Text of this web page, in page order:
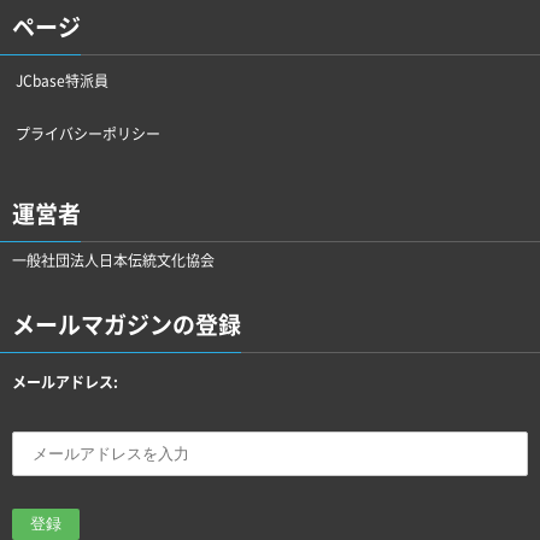
ページ
JCbase特派員
プライバシーポリシー
運営者
一般社団法人日本伝統文化協会
メールマガジンの登録
メールアドレス: